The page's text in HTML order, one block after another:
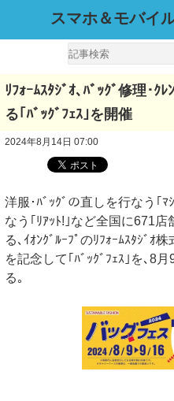
スマホ＆モバイ
ﾘﾌｫｰﾑｽﾀｼﾞｵ､ﾊﾞｯｸﾞ修理･ｸ
る｢ﾊﾞｯｸﾞﾌｪｽ｣を開催
2024年8月14日 07:00
洋服･ﾊﾞｯｸﾞの直しを行なう｢ﾏ
なう｢ﾘｱｯﾄ!｣など全国に671
る､ｲｵﾝｸﾞﾙｰﾌﾟのﾘﾌｫｰﾑｽﾀｼﾞｵ
を記念して｢ﾊﾞｯｸﾞﾌｪｽ｣を､8
る｡